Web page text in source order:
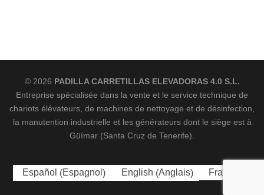
© 2026 PADILLA CARRETILLAS ELEVADORAS 4.0 S.L.
Entreprise spécialisée dans la vente et le service technique de
chariots élévateurs, de machines de nettoyage et de désinfection,
la manutention industrielle et les générateurs dont le siège est à
Güímar (Santa Cruz de Tenerife).
Español (Espagnol) English (Anglais) Français